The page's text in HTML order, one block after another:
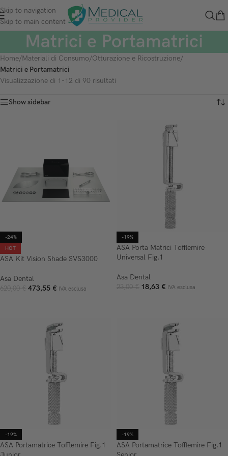
Skip to navigation
Skip to main content
Matrici e Portamatrici
Home/Materiali di Consumo/Otturazione e Ricostruzione/
Matrici e Portamatrici
Visualizzazione di 1-12 di 90 risultati
Show sidebar
-24%
HOT
ASA Kit Vision Shade SVS3000
Asa Dental
620,00€ 473,55 € IVA esclusa
-19%
ASA Porta Matrici Tofflemire
Universal Fig.1
Asa Dental
23,00€ 18,63 € IVA esclusa
-19%
ASA Portamatrice Tofflemire Fig.1
-19%
ASA Portamatrice Tofflemire Fig.1